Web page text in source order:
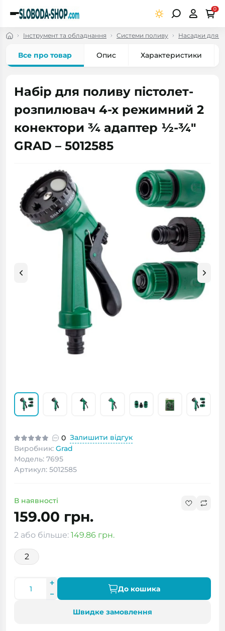
0
Інструмент та обладнання Системи поливу Насадки для
Все про товар Опис Характеристики
Набір для поливу пістолет-
розпилювач 4-х режимний 2
конектори ¾ адаптер ½-¾"
GRAD – 5012585
0 Залишити відгук
Виробник: Grad
Модель: 7695
Артикул: 5012585
В наявності
159.00 грн.
2 або більше: 149.86 грн.
2
До кошика
Швидке замовлення